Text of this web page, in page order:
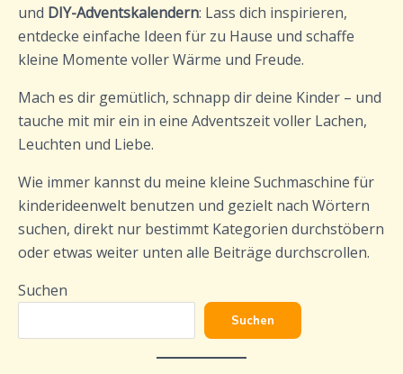
und DIY-Adventskalendern: Lass dich inspirieren,
entdecke einfache Ideen für zu Hause und schaffe
kleine Momente voller Wärme und Freude.
Mach es dir gemütlich, schnapp dir deine Kinder – und
tauche mit mir ein in eine Adventszeit voller Lachen,
Leuchten und Liebe.
Wie immer kannst du meine kleine Suchmaschine für
kinderideenwelt benutzen und gezielt nach Wörtern
suchen, direkt nur bestimmt Kategorien durchstöbern
oder etwas weiter unten alle Beiträge durchscrollen.
Suchen
Suchen